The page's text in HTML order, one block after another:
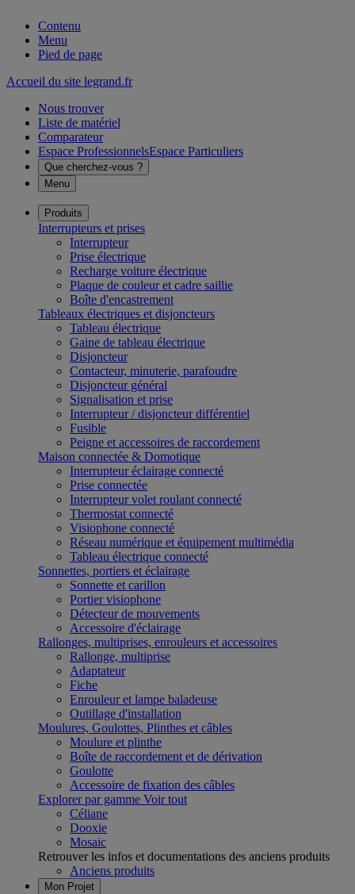
Contenu
Menu
Pied de page
Accueil du site legrand.fr
Nous trouver
Liste de matériel
Comparateur
Espace ProfessionnelsEspace Particuliers
Que cherchez-vous ?
Menu
Produits
Interrupteurs et prises
Interrupteur
Prise électrique
Recharge voiture électrique
Plaque de couleur et cadre saillie
Boîte d'encastrement
Tableaux électriques et disjoncteurs
Tableau électrique
Gaine de tableau électrique
Disjoncteur
Contacteur, minuterie, parafoudre
Disjoncteur général
Signalisation et prise
Interrupteur / disjoncteur différentiel
Fusible
Peigne et accessoires de raccordement
Maison connectée & Domotique
Interrupteur éclairage connecté
Prise connectée
Interrupteur volet roulant connecté
Thermostat connecté
Visiophone connecté
Réseau numérique et équipement multimédia
Tableau électrique connecté
Sonnettes, portiers et éclairage
Sonnette et carillon
Portier visiophone
Détecteur de mouvements
Accessoire d'éclairage
Rallonges, multiprises, enrouleurs et accessoires
Rallonge, multiprise
Adaptateur
Fiche
Enrouleur et lampe baladeuse
Outillage d'installation
Moulures, Goulottes, Plinthes et câbles
Moulure et plinthe
Boîte de raccordement et de dérivation
Goulotte
Accessoire de fixation des câbles
Explorer par gamme Voir tout
Céliane
Dooxie
Mosaic
Retrouver les infos et documentations des anciens produits
Anciens produits
Mon Projet